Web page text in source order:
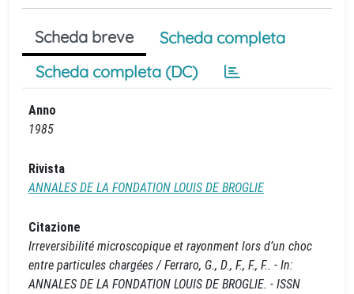
Scheda breve
Scheda completa
Scheda completa (DC)
Anno
1985
Rivista
ANNALES DE LA FONDATION LOUIS DE BROGLIE
Citazione
Irreversibilité microscopique et rayonment lors d’un choc
entre particules chargées / Ferraro, G., D., F., F., F.. - In:
ANNALES DE LA FONDATION LOUIS DE BROGLIE. - ISSN